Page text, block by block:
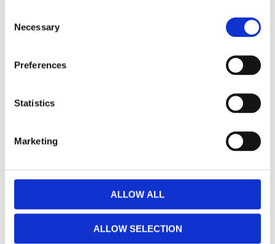
Selection
Necessary
Preferences
Statistics
Marketing
ALLOW ALL
ALLOW SELECTION
Lägg
Lagerstatus
Artikelnr
Fri hemleverans över 995kr
Enkel betalning med Klarna